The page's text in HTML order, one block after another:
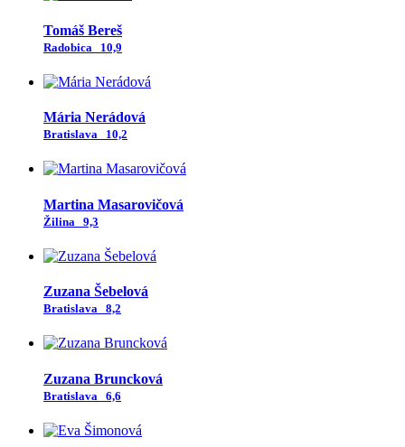
Tomáš Bereš
Radobica 10,9
Mária Nerádová
Bratislava 10,2
Martina Masarovičová
Žilina 9,3
Zuzana Šebelová
Bratislava 8,2
Zuzana Bruncková
Bratislava 6,6